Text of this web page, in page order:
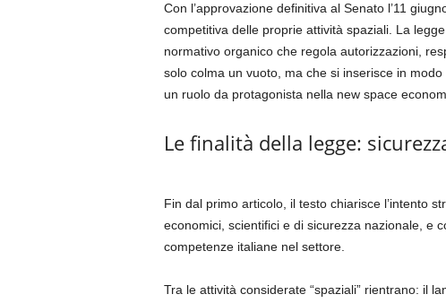
Con l’approvazione definitiva al Senato l’11
competitiva delle proprie attività spaziali. La legge
normativo organico che regola autorizzazioni,
solo colma un vuoto, ma che si inserisce in
un ruolo da protagonista nella new space
Le finalità della legge:
Fin dal primo articolo, il testo chiarisce l’intento
economici, scientifici e di sicurezza nazionale, e
competenze italiane nel settore.
Tra le attività considerate “spaziali” rientrano: il